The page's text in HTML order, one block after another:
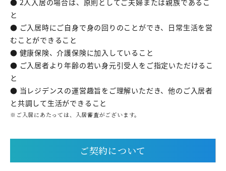
● 2人入居の場合は、原則としてご夫婦または親族であるこ
と
● ご入居時にご自身で身の回りのことができ、日常生活を営
むことができること
● 健康保険、介護保険に加入していること
● ご入居者より年齢の若い身元引受人をご指定いただけるこ
と
● 当レジデンスの運営趣旨をご理解いただき、他のご入居者
と共調して生活ができること
※ご入居にあたっては、入居審査がございます。
ご契約について